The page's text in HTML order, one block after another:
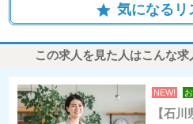
star 気になるリ
この求人を見た人はこんな
NEW!
【石